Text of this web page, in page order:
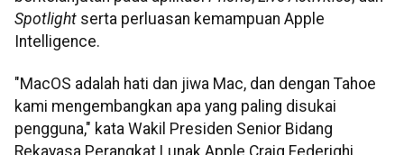
Spotlight serta perluasan kemampuan Apple
Intelligence.
"MacOS adalah hati dan jiwa Mac, dan dengan Tahoe
kami mengembangkan apa yang paling disukai
pengguna," kata Wakil Presiden Senior Bidang